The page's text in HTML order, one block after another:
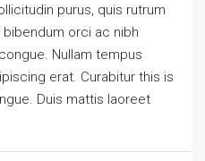
purus, quis rutrum
orci ac nibh
Nullam tempus
erat. Curabitur this is
Duis mattis laoreet